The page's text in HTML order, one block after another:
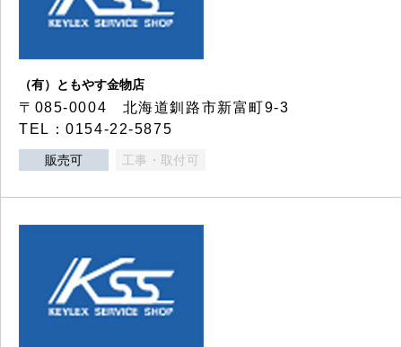
（有）ともやす金物店
〒085-0004 北海道釧路市新富町9-3
TEL：0154-22-5875
販売可 工事・取付可